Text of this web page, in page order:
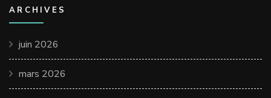
ARCHIVES
juin 2026
mars 2026